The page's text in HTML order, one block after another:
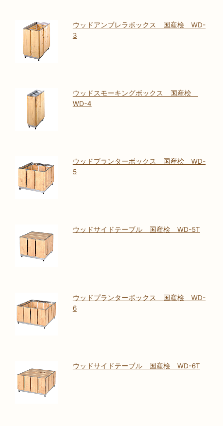
ウッドアンブレラボックス 国産桧 WD-
3
ウッドスモーキングボックス 国産桧
WD-4
ウッドプランターボックス 国産桧 WD-
5
ウッドサイドテーブル 国産桧 WD-5T
ウッドプランターボックス 国産桧 WD-
6
ウッドサイドテーブル 国産桧 WD-6T